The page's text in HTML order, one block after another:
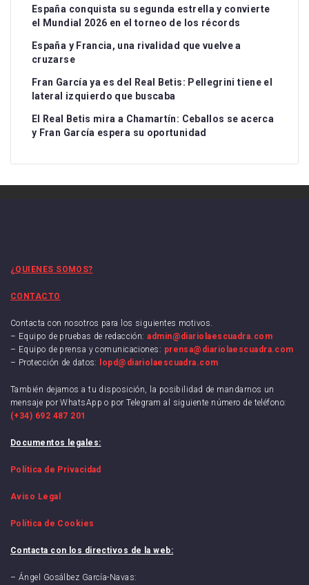
España conquista su segunda estrella y convierte
el Mundial 2026 en el torneo de los récords
España y Francia, una rivalidad que vuelve a
cruzarse
Fran García ya es del Real Betis: Pellegrini tiene el
lateral izquierdo que buscaba
El Real Betis mira a Chamartín: Ceballos se acerca
y Fran García espera su oportunidad
¿QUIENES SOMOS?
CONTACTO
Contacta con nosotros para los siguientes motivos.
– Equipo de pruebas de redacción:admin@diariolaescuadra.com
– Equipo de prensa y comunicaciones: prensa@diariolaescuadra.com
– Protección de datos:
lopd@diariolaescuadra.com
También dejamos a tu disposición, la posibilidad de mandarnos un
mensaje por WhatsApp o por Telegram al siguiente número de teléfono:
(+34) 692 487 201
Documentos legales:
Política de Privacidad
Aviso Legal
Política de Cookies
Contacta con los directivos de la web:
– Ángel Gosálbez García-Navas: